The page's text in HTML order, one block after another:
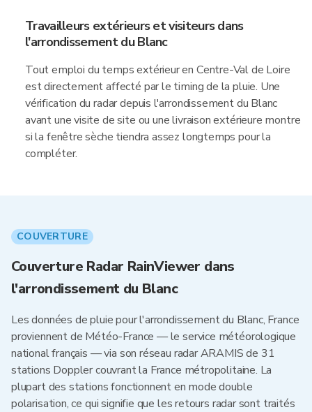
Travailleurs extérieurs et visiteurs dans
l'arrondissement du Blanc
Tout emploi du temps extérieur en Centre-Val de Loire
est directement affecté par le timing de la pluie. Une
vérification du radar depuis l'arrondissement du Blanc
avant une visite de site ou une livraison extérieure montre
si la fenêtre sèche tiendra assez longtemps pour la
compléter.
COUVERTURE
Couverture Radar RainViewer dans
l'arrondissement du Blanc
Les données de pluie pour l'arrondissement du Blanc, France
proviennent de Météo-France — le service météorologique
national français — via son réseau radar ARAMIS de 31
stations Doppler couvrant la France métropolitaine. La
plupart des stations fonctionnent en mode double
polarisation, ce qui signifie que les retours radar sont traités